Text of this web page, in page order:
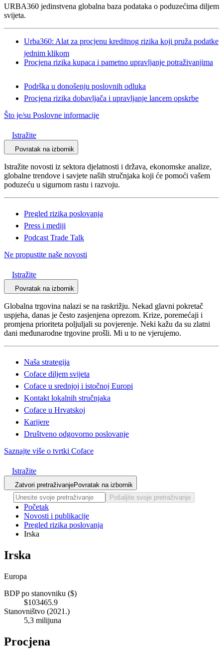
URBA360 jedinstvena globalna baza podataka o poduzećima diljem
svijeta.
Urba360: Alat za procjenu kreditnog rizika koji pruža podatke
jednim klikom
Procjena rizika kupaca i pametno upravljanje potraživanjima
Podrška u donošenju poslovnih odluka
Procjena rizika dobavljača i upravljanje lancem opskrbe
Što je/su Poslovne informacije
Istražite
Povratak na izbornik
Istražite novosti iz sektora djelatnosti i država, ekonomske analize,
globalne trendove i savjete naših stručnjaka koji će pomoći vašem
poduzeću u sigurnom rastu i razvoju.
Pregled rizika poslovanja
Press i mediji
Podcast Trade Talk
Ne propustite naše novosti
Istražite
Povratak na izbornik
Globalna trgovina nalazi se na raskrižju. Nekad glavni pokretač
uspjeha, danas je često zasjenjena oprezom. Krize, poremećaji i
promjena prioriteta poljuljali su povjerenje. Neki kažu da su zlatni
dani međunarodne trgovine prošli. Mi u to ne vjerujemo.
Naša strategija
Coface diljem svijeta
Coface u srednjoj i istočnoj Europi
Kontakt lokalnih stručnjaka
Coface u Hrvatskoj
Karijere
Društveno odgovorno poslovanje
Saznajte više o tvrtki Coface
Istražite
Zatvori pretraživanjePovratak na izbornik
Pošaljite svoje pretraživanje
Početak
Novosti i publikacije
Pregled rizika poslovanja
Irska
Irska
Europa
BDP po stanovniku ($)
$103465.9
Stanovništvo (2021.)
5,3 milijuna
Procjena